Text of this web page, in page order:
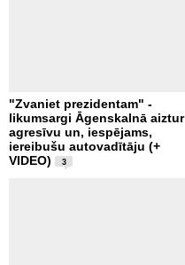
"Zvaniet prezidentam" -
likumsargi Āgenskalnā aiztur
agresīvu un, iespējams,
iereibušu autovadītāju (+
VIDEO)
3